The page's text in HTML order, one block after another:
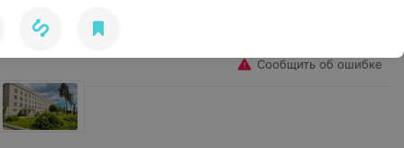
Сообщить об ошибке